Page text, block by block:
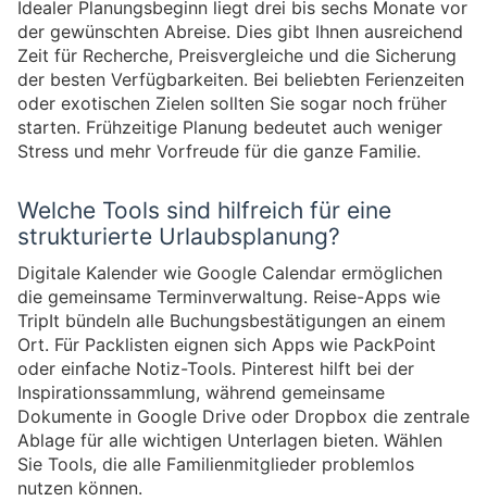
Idealer Planungsbeginn liegt drei bis sechs Monate vor
der gewünschten Abreise. Dies gibt Ihnen ausreichend
Zeit für Recherche, Preisvergleiche und die Sicherung
der besten Verfügbarkeiten. Bei beliebten Ferienzeiten
oder exotischen Zielen sollten Sie sogar noch früher
starten. Frühzeitige Planung bedeutet auch weniger
Stress und mehr Vorfreude für die ganze Familie.
Welche Tools sind hilfreich für eine
strukturierte Urlaubsplanung?
Digitale Kalender wie Google Calendar ermöglichen
die gemeinsame Terminverwaltung. Reise-Apps wie
TripIt bündeln alle Buchungsbestätigungen an einem
Ort. Für Packlisten eignen sich Apps wie PackPoint
oder einfache Notiz-Tools. Pinterest hilft bei der
Inspirationssammlung, während gemeinsame
Dokumente in Google Drive oder Dropbox die zentrale
Ablage für alle wichtigen Unterlagen bieten. Wählen
Sie Tools, die alle Familienmitglieder problemlos
nutzen können.